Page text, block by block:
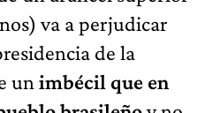
va a perjudicar
de la
un imbécil que en